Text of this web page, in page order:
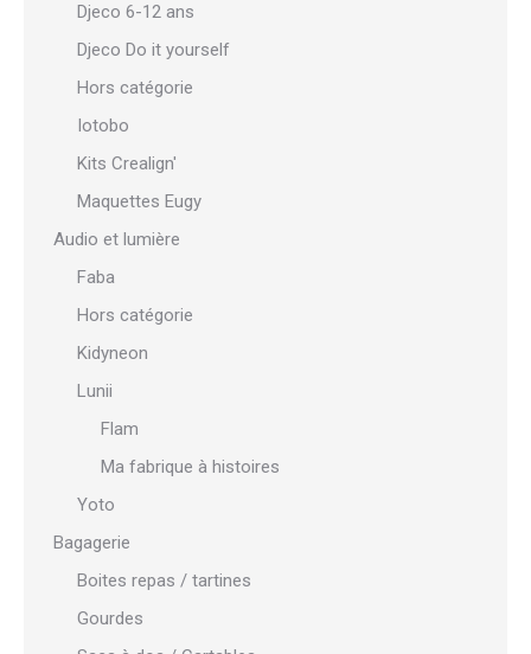
Djeco 6-12 ans
Djeco Do it yourself
Hors catégorie
Iotobo
Kits Crealign'
Maquettes Eugy
Audio et lumière
Faba
Hors catégorie
Kidyneon
Lunii
Flam
Ma fabrique à histoires
Yoto
Bagagerie
Boites repas / tartines
Gourdes